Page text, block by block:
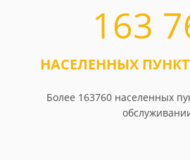
163
НАСЕЛЕННЫХ
Более 163760 населенных